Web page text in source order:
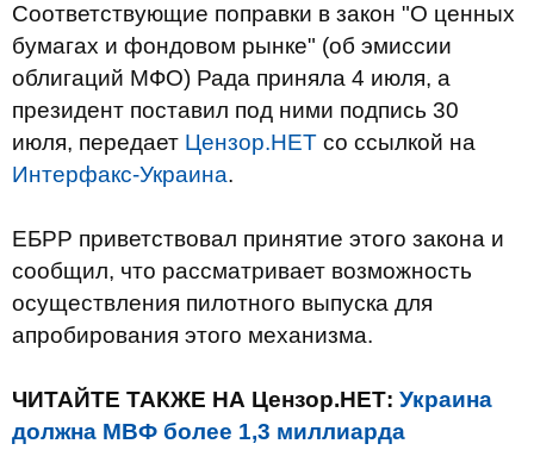
Соответствующие поправки в закон "О ценных
бумагах и фондовом рынке" (об эмиссии
облигаций МФО) Рада приняла 4 июля, а
президент поставил под ними подпись 30
июля, передает Цензор.НЕТ со ссылкой на
Интерфакс-Украина.
ЕБРР приветствовал принятие этого закона и
сообщил, что рассматривает возможность
осуществления пилотного выпуска для
апробирования этого механизма.
ЧИТАЙТЕ ТАКЖЕ НА Цензор.НЕТ: Украина
должна МВФ более 1,3 миллиарда